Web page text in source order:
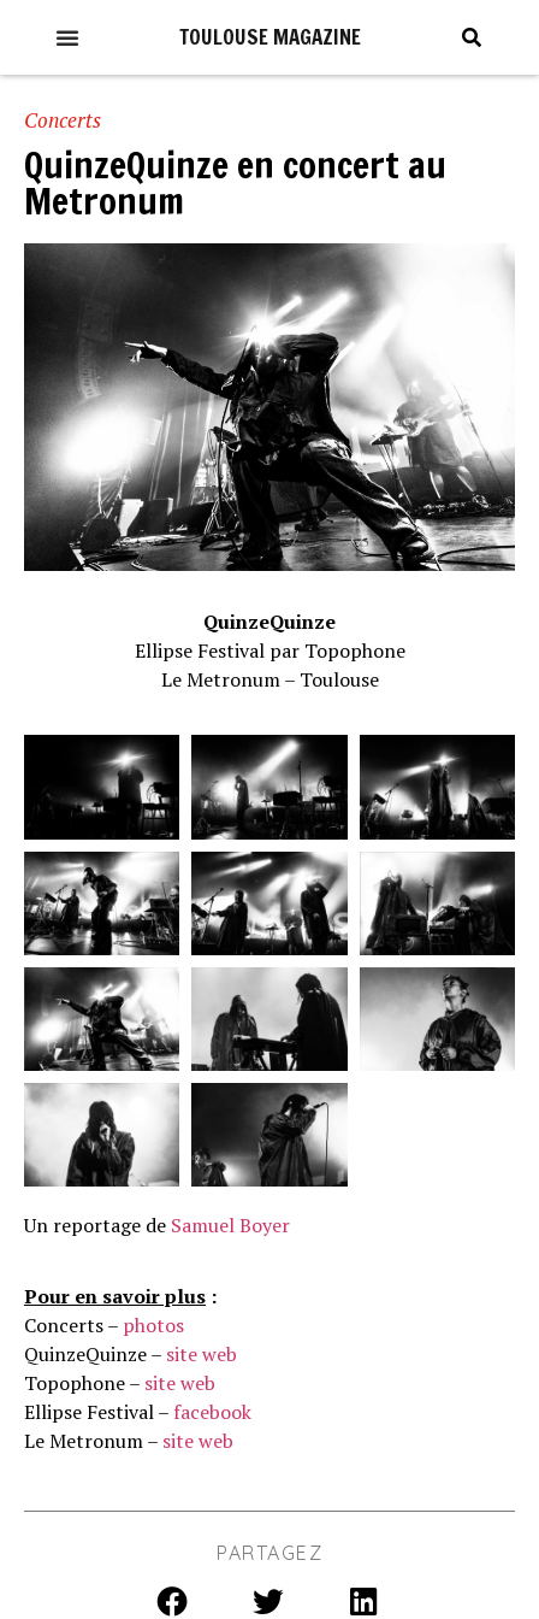
TOULOUSE MAGAZINE
Concerts
QuinzeQuinze en concert au
Metronum
QuinzeQuinze
Ellipse Festival par Topophone
Le Metronum – Toulouse
Un reportage de Samuel Boyer
Pour en savoir plus :
Concerts – photos
QuinzeQuinze – site web
Topophone – site web
Ellipse Festival – facebook
Le Metronum – site web
PARTAGEZ